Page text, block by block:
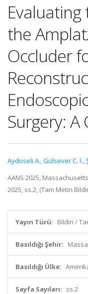
the
Occluder
Surgery: A
Aydoseli A.,Gülsever C. İ.,
AANS 2025,
2025, ss.2, (Tam Metin
Yayın Türü: Bildiri /
Basıldığı Şehir:
Basıldığı Ülke:
Sayfa Sayıları: ss.2